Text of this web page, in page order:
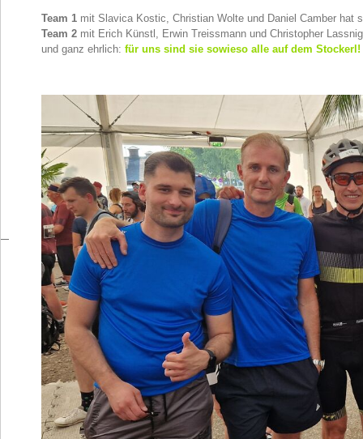
Team 1 mit Slavica Kostic, Christian Wolte und Daniel Camber hat
Team 2 mit Erich Künstl, Erwin Treissmann und Christopher
und ganz ehrlich: für uns sind sie sowieso alle auf dem Stockerl!